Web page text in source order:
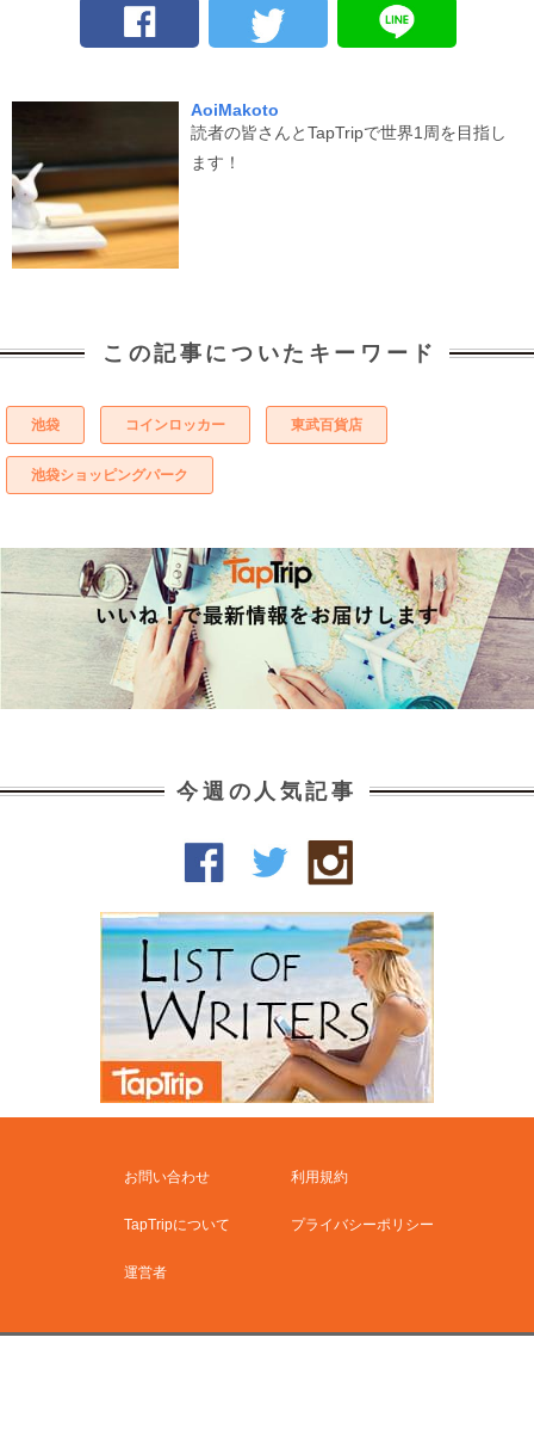
AoiMakoto
読者の皆さんとTapTripで世界1周を目指し
ます！
この記事についたキーワード
池袋 コインロッカー 東武百貨店
池袋ショッピングパーク
今週の人気記事
お問い合わせ 利用規約
TapTripについて プライバシーポリシー
運営者